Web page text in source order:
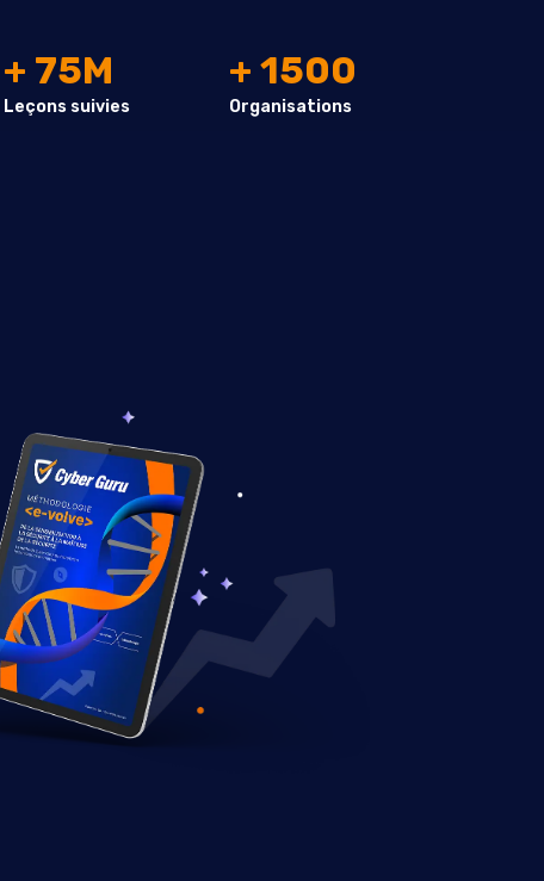
+ 75M
Leçons suivies
+ 1500
Organisations